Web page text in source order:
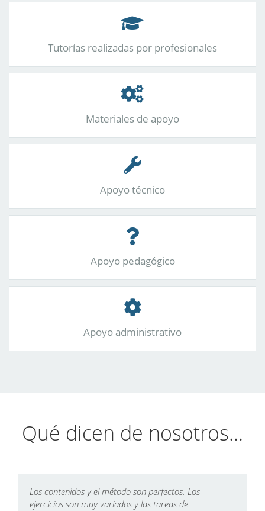
Tutorías realizadas por profesionales
Materiales de apoyo
Apoyo técnico
Apoyo pedagógico
Apoyo administrativo
Qué dicen de nosotros...
Los contenidos y el método son perfectos. Los
ejercicios son muy variados y las tareas de